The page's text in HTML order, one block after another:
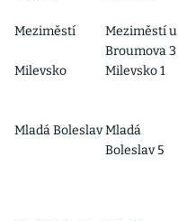
Meziměstí
Meziměstí u
Broumova 3
Milevsko
Milevsko 1
Mladá BoleslavMladá
Boleslav 5